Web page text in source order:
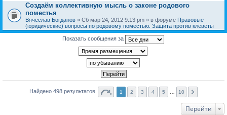
Создаём коллективную мысль о законе родового
поместья
Вячеслав Богданов » Сб мар 24, 2012 9:13 pm » в форуме Правовые
(юридические) вопросы по родовому поместью. Защита против клеветы
Показать сообщения за
Найдено 498 результатов 1 2 3 4 5 10
Перейти